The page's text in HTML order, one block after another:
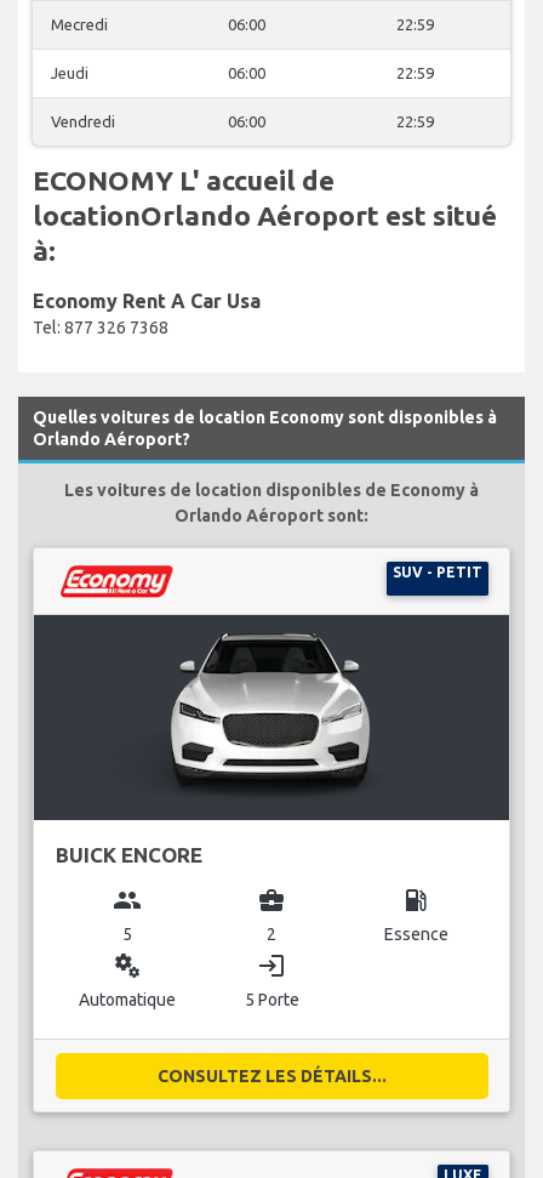
Mecredi 06:00 22:59
Jeudi 06:00 22:59
Vendredi 06:00 22:59
ECONOMY L' accueil de
locationOrlando Aéroport est situé
à:
Economy Rent A Car Usa
Tel: 877 326 7368
Quelles voitures de location Economy sont disponibles à
Orlando Aéroport?
Les voitures de location disponibles de Economy à
Orlando Aéroport sont:
SUV - PETIT
BUICK ENCORE
group
5
business_center
2
local_gas_station
Essence
miscellaneous_services
Automatique
login
5 Porte
CONSULTEZ LES DÉTAILS...
LUXE